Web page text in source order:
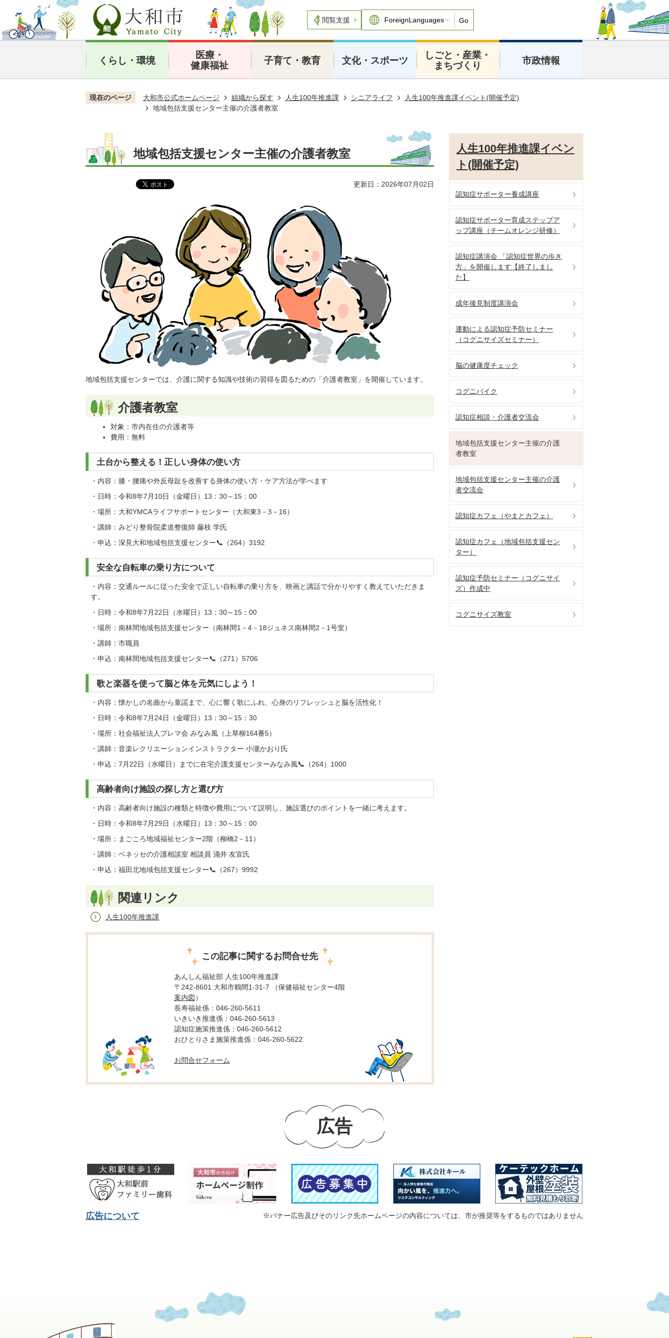
閲覧支援 Go
くらし・環境
医療・
健康福祉
子育て・教育 文化・スポーツ
しごと・産業・
まちづくり
市政情報
現在のページ 大和市公式ホームページ 組織から探す 人生100年推進課 シニアライフ
人生100年推進課イベント(開催予定)
地域包括支援センター主催の介護者教室
地域包括支援センター主催の介護者教室
更新日：2026年07月02日
地域包括支援センターでは、介護に関する知識や技術の習得を図るための「介護者教室」を開催しています。
介護者教室
対象：市内在住の介護者等
費用：無料
土台から整える！正しい身体の使い方
・内容：膝・腰痛や外反母趾を改善する身体の使い方・ケア方法が学べます
・日時：令和8年7月10日（金曜日）13：30～15：00
・場所：大和YMCAライフサポートセンター（大和東3－3－16）
・講師：みどり整骨院柔道整復師 藤枝 学氏
・申込：深見大和地域包括支援センター📞（264）3192
安全な自転車の乗り方について
・内容：交通ルールに従った安全で正しい自転車の乗り方を、映画と講話で分かりやすく教えていただきま
す。
・日時：令和8年7月22日（水曜日）13：30～15：00
・場所：南林間地域包括支援センター（南林間1－4－18ジュネス南林間2－1号室）
・講師：市職員
・申込：南林間地域包括支援センター📞（271）5706
歌と楽器を使って脳と体を元気にしよう！
・内容：懐かしの名曲から童謡まで、心に響く歌にふれ、心身のリフレッシュと脳を活性化！
・日時：令和8年7月24日（金曜日）13：30～15：30
・場所：社会福祉法人プレマ会 みなみ風（上草柳164番5）
・講師：音楽レクリエーションインストラクター 小瀧かおり氏
・申込：7月22日（水曜日）までに在宅介護支援センターみなみ風📞（264）1000
高齢者向け施設の探し方と選び方
・内容：高齢者向け施設の種類と特徴や費用について説明し、施設選びのポイントを一緒に考えます。
・日時：令和8年7月29日（水曜日）13：30～15：00
・場所：まごころ地域福祉センター2階（柳橋2－11）
・講師：ベネッセの介護相談室 相談員 涌井 友宣氏
・申込：福田北地域包括支援センター📞（267）9992
関連リンク
人生100年推進課
この記事に関するお問合せ先
あんしん福祉部 人生100年推進課
〒242-8601 大和市鶴間1-31-7 （保健福祉センター4階
案内図 ）
長寿福祉係：046-260-5611
いきいき推進係：046-260-5613
認知症施策推進係：046-260-5612
おひとりさま施策推進係：046-260-5622
お問合せフォーム
人生100年推進課イベン
ト(開催予定)
認知症サポーター養成講座
認知症サポーター育成ステップア
ップ講座（チームオレンジ研修）
認知症講演会 「認知症世界の歩き
方」を開催します【終了しまし
た】
成年後見制度講演会
運動による認知症予防セミナー
（コグニサイズセミナー）
脳の健康度チェック
コグニバイク
認知症相談・介護者交流会
地域包括支援センター主催の介護
者教室
地域包括支援センター主催の介護
者交流会
認知症カフェ（やまとカフェ）
認知症カフェ（地域包括支援セン
ター）
認知症予防セミナー（コグニサイ
ズ）作成中
コグニサイズ教室
広告
広告について ※バナー広告及びそのリンク先ホームページの内容については、市が推奨等をするものではありません